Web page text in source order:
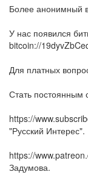
Более анонимный
У нас появился
bitcoin://
Для платных
Стать постоянным
https://
"Русский Интерес".
https://
Задумова.